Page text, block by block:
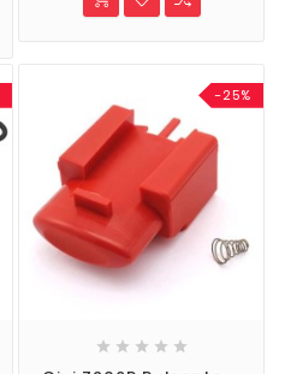
-25%
    